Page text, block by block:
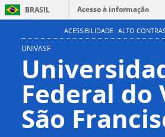
BRASIL
Acesso à informação
ACESSIBILIDADE ALTO
UNIVASF
Federal do
São
Buscar no portal